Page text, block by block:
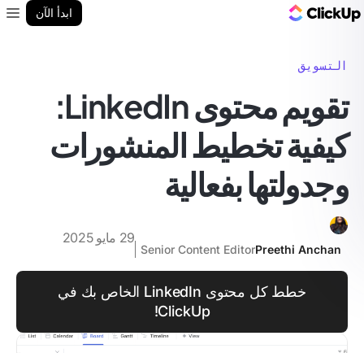
ابدأ الآن
التسويق
تقويم محتوى LinkedIn:
كيفية تخطيط المنشورات
وجدولتها بفعالية
Preethi Anchan
Senior Content Editor
29 مايو 2025
خطط كل محتوى LinkedIn الخاص بك في
ClickUp!